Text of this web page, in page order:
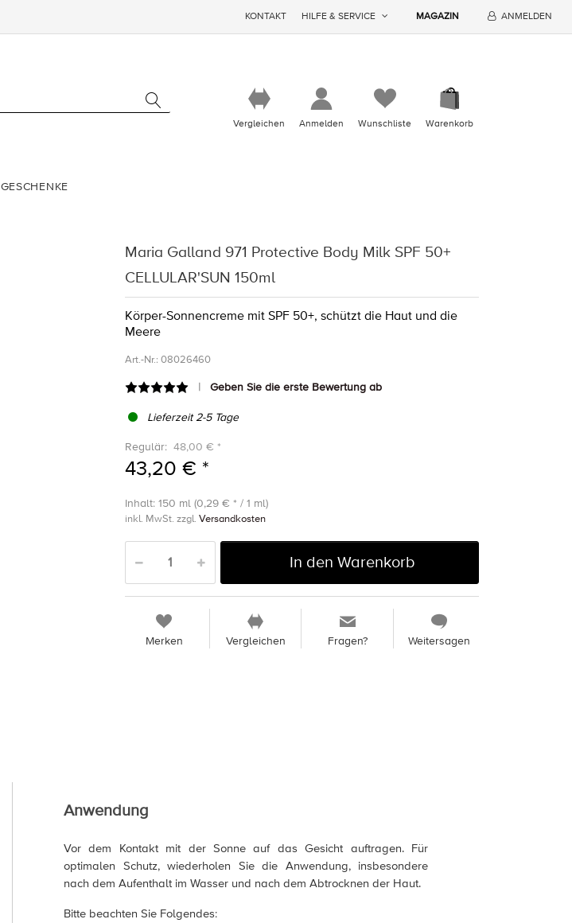
KONTAKT HILFE & SERVICE MAGAZIN ANMELDEN
Vergleichen Anmelden Wunschliste Warenkorb
GESCHENKE
Maria Galland 971 Protective Body Milk SPF 50+
CELLULAR'SUN 150ml
Körper-Sonnencreme mit SPF 50+, schützt die Haut und die
Meere
Art.-Nr.: 08026460
Geben Sie die erste Bewertung ab
Lieferzeit 2-5 Tage
Regulär: 48,00 € *
43,20 € *
Inhalt: 150 ml (0,29 € * / 1 ml)
inkl. MwSt. zzgl. Versandkosten
In den Warenkorb
Merken Vergleichen Fragen? Weitersagen
Anwendung
Vor dem Kontakt mit der Sonne auf das Gesicht auftragen. Für
optimalen Schutz, wiederholen Sie die Anwendung, insbesondere
nach dem Aufenthalt im Wasser und nach dem Abtrocknen der Haut.
Bitte beachten Sie Folgendes: